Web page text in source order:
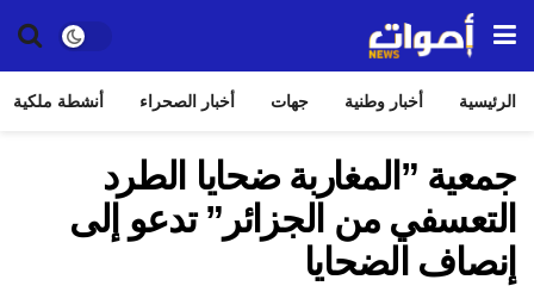
الرئيسية أخبار وطنية جهات أخبار الصحراء أنشطة ملكية
جمعية ”المغاربة ضحايا الطرد
التعسفي من الجزائر” تدعو إلى
إنصاف الضحايا